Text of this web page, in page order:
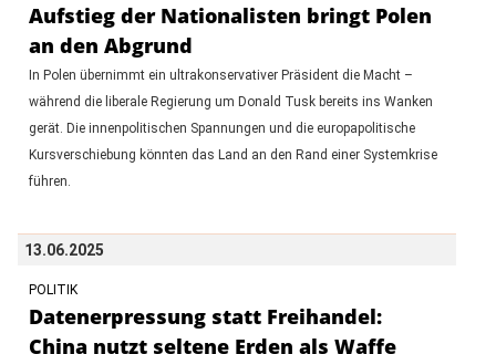
Aufstieg der Nationalisten bringt Polen
an den Abgrund
In Polen übernimmt ein ultrakonservativer Präsident die Macht –
während die liberale Regierung um Donald Tusk bereits ins Wanken
gerät. Die innenpolitischen Spannungen und die europapolitische
Kursverschiebung könnten das Land an den Rand einer Systemkrise
führen.
13.06.2025
POLITIK
Datenerpressung statt Freihandel:
China nutzt seltene Erden als Waffe